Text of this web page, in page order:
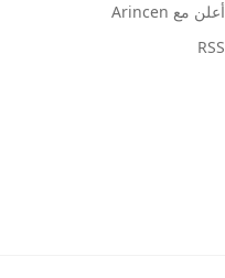
أعلن مع Arincen
RSS